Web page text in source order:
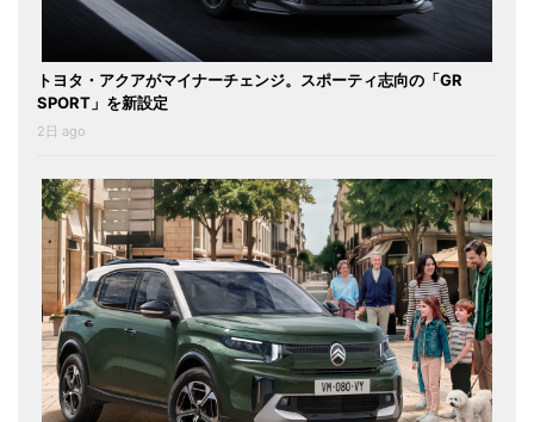
トヨタ・アクアがマイナーチェンジ。スポーティ志向の「GR
SPORT」を新設定
2日 ago